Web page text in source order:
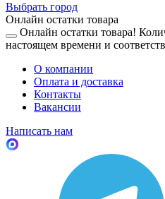
Выбрать город
Онлайн остатки товара
Онлайн остатки товара!
настоящем времени и
О компании
Оплата и доставка
Контакты
Вакансии
Написать нам